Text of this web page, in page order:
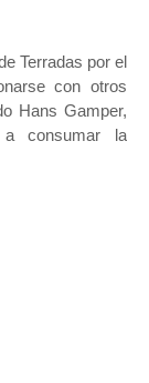
Terradas por el
con otros
Hans Gamper,
consumar la